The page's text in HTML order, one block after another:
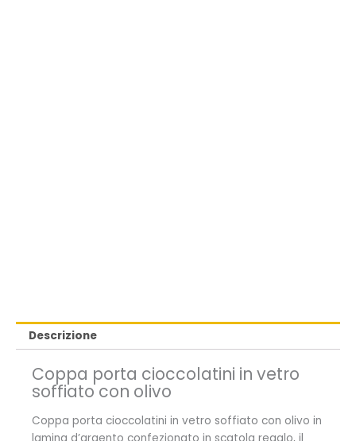
Descrizione
Coppa porta cioccolatini in vetro
soffiato con olivo
Coppa porta cioccolatini in vetro soffiato con olivo in
lamina d’argento confezionato in scatola regalo, il